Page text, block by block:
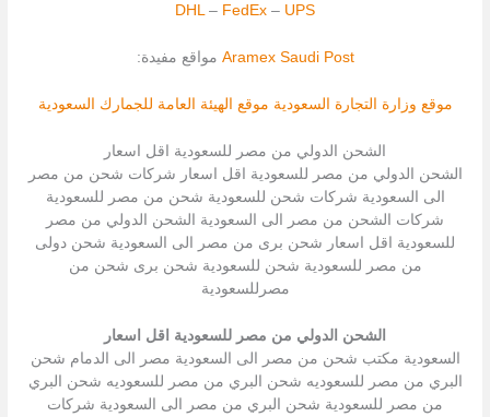
DHL – FedEx – UPS
Aramex Saudi Post مواقع مفيدة:
موقع وزارة التجارة السعودية موقع الهيئة العامة للجمارك السعودية
الشحن الدولي من مصر للسعودية اقل اسعار
الشحن الدولي من مصر للسعودية اقل اسعار شركات شحن من مصر
الى السعودية شركات شحن للسعودية شحن من مصر للسعودية
شركات الشحن من مصر الى السعودية الشحن الدولي من مصر
للسعودية اقل اسعار شحن برى من مصر الى السعودية شحن دولى
من مصر للسعودية شحن للسعودية شحن برى شحن من
مصرللسعودية
الشحن الدولي من مصر للسعودية اقل اسعار
السعودية مكتب شحن من مصر الى السعودية مصر الى الدمام شحن
البري من مصر للسعوديه شحن البري من مصر للسعوديه شحن البري
من مصر للسعودية شحن البري من مصر الى السعودية شركات